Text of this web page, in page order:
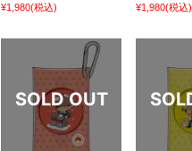
¥1,980(税込)
¥1,980(税込)